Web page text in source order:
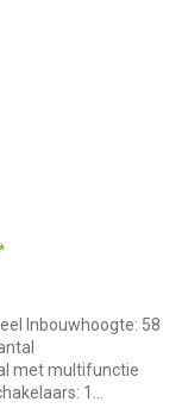
Inbouwhoogte: 58
met multifunctie
1...